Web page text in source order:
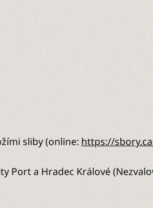
sliby (online: https://
Port a Hradec Králové